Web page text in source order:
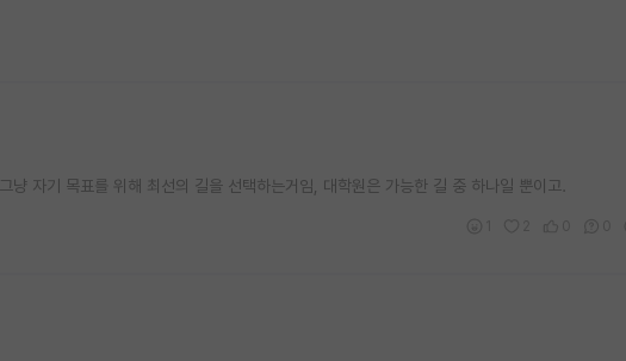
자기 목표를 위해 최선의 길을 선택하는거임, 대학원은 가능한 길 중 하나일 뿐이고.